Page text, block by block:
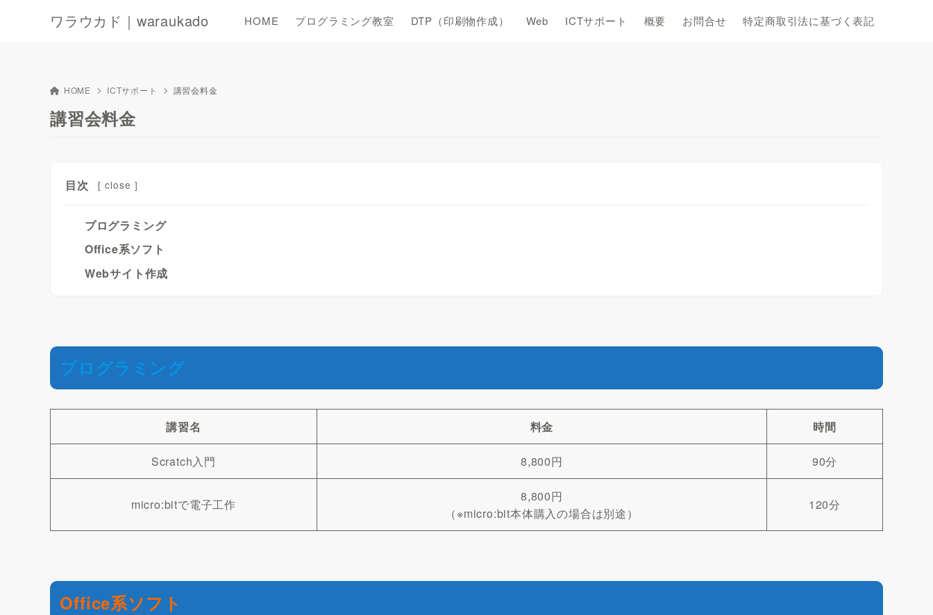
ワラウカド｜waraukado HOME プログラミング教室 DTP（印刷物作成） Web ICTサポート 概要 お問合せ 特定商取引法に基づく表記
HOME ICTサポート 講習会料金
講習会料金
目次 [ close ]
プログラミング
Office系ソフト
Webサイト作成
プログラミング
講習名 料金 時間
Scratch入門 8,800円 90分
micro:bitで電子工作
8,800円
（※micro:bit本体購入の場合は別途）
120分
Office系ソフト